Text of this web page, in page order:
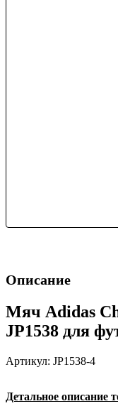
Описание
Мяч Adidas
JP1538 для
Артикул: JP1538-4
Детальное описание